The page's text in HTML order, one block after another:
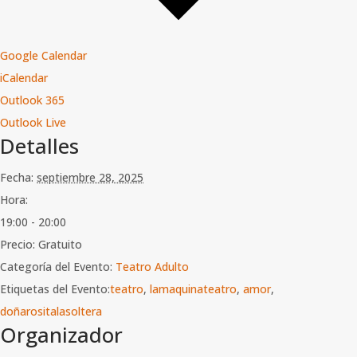
Google Calendar
iCalendar
Outlook 365
Outlook Live
Detalles
Fecha: septiembre 28, 2025
Hora:
19:00 - 20:00
Precio: Gratuito
Categoría del Evento: Teatro Adulto
Etiquetas del Evento:teatro, lamaquinateatro, amor,
doñarositalasoltera
Organizador